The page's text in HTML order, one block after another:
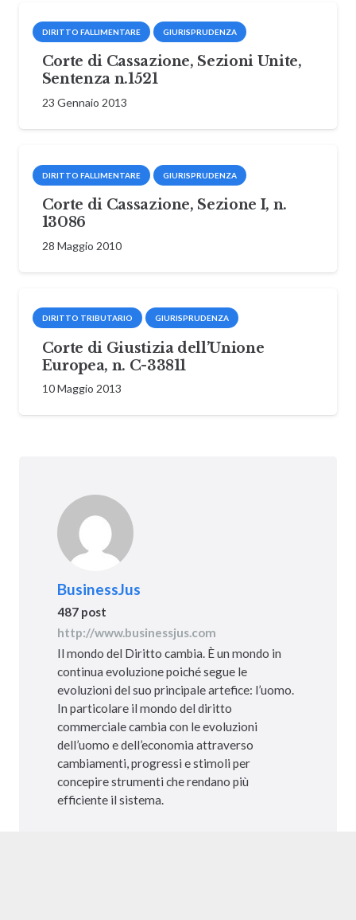
DIRITTO FALLIMENTARE GIURISPRUDENZA
Corte di Cassazione, Sezioni Unite,
Sentenza n.1521
23 Gennaio 2013
DIRITTO FALLIMENTARE GIURISPRUDENZA
Corte di Cassazione, Sezione I, n.
13086
28 Maggio 2010
DIRITTO TRIBUTARIO GIURISPRUDENZA
Corte di Giustizia dell’Unione
Europea, n. C-33811
10 Maggio 2013
BusinessJus
487 post
http://www.businessjus.com
Il mondo del Diritto cambia. È un mondo in
continua evoluzione poiché segue le
evoluzioni del suo principale artefice: l’uomo.
In particolare il mondo del diritto
commerciale cambia con le evoluzioni
dell’uomo e dell’economia attraverso
cambiamenti, progressi e stimoli per
concepire strumenti che rendano più
efficiente il sistema.